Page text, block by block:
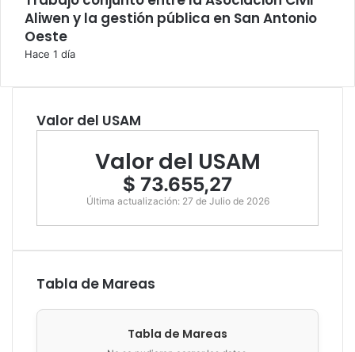
Aliwen y la gestión pública en San Antonio
Oeste
Hace 1 día
Valor del USAM
Valor del USAM
$ 73.655,27
Última actualización: 27 de Julio de 2026
Tabla de Mareas
Tabla de Mareas